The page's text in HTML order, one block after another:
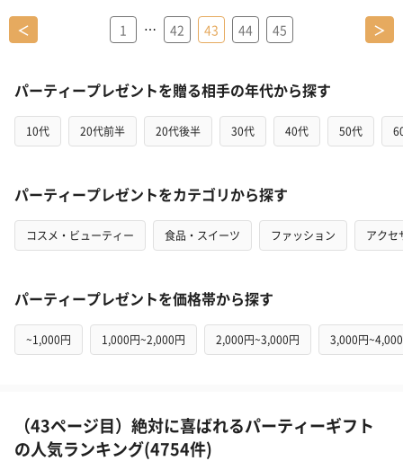
＜ 1 … 42 43 44 45 ＞
パーティープレゼントを贈る相手の年代から探す
10代 20代前半 20代後半 30代 40代 50代
パーティープレゼントをカテゴリから探す
コスメ・ビューティー 食品・スイーツ ファッション アクセ
パーティープレゼントを価格帯から探す
~1,000円 1,000円~2,000円 2,000円~3,000円 3,000円
（43ページ目）絶対に喜ばれるパーティーギフト
の人気ランキング(4754件)